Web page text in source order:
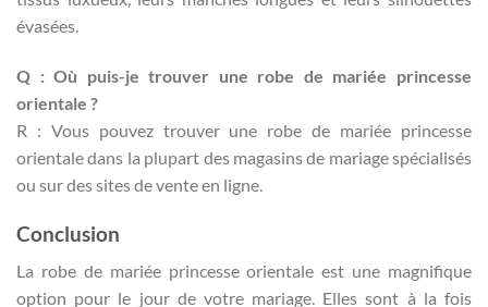
évasées.
Q : Où puis-je trouver une robe de mariée princesse
orientale ?
R : Vous pouvez trouver une robe de mariée princesse
orientale dans la plupart des magasins de mariage spécialisés
ou sur des sites de vente en ligne.
Conclusion
La robe de mariée princesse orientale est une magnifique
option pour le jour de votre mariage. Elles sont à la fois